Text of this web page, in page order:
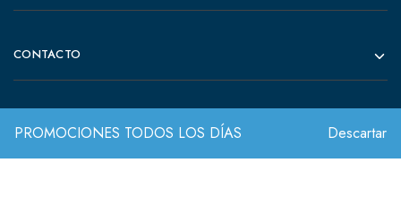
PROMOCIONES TODOS LOS DÍAS Descartar
CONTACTO